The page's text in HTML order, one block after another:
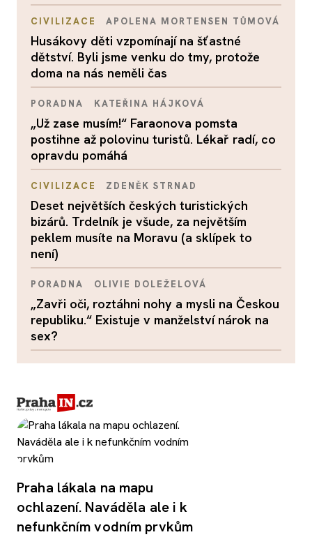
CIVILIZACE APOLENA MORTENSEN TŮMOVÁ
Husákovy děti vzpomínají na šťastné
dětství. Byli jsme venku do tmy, protože
doma na nás neměli čas
PORADNA KATEŘINA HÁJKOVÁ
„Už zase musím!“ Faraonova pomsta
postihne až polovinu turistů. Lékař radí, co
opravdu pomáhá
CIVILIZACE ZDENĚK STRNAD
Deset největších českých turistických
bizárů. Trdelník je všude, za největším
peklem musíte na Moravu (a sklípek to
není)
PORADNA OLIVIE DOLEŽELOVÁ
„Zavři oči, roztáhni nohy a mysli na Českou
republiku.“ Existuje v manželství nárok na
sex?
Praha lákala na mapu
ochlazení. Naváděla ale i k
nefunkčním vodním prvkům